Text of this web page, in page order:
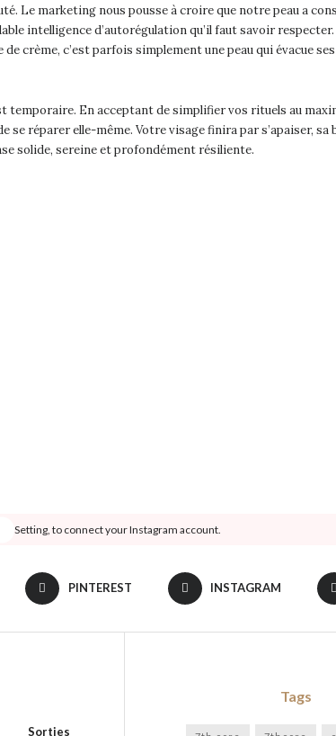
Le marketing nous pousse à croire que notre peau a
intelligence d’autorégulation qu’il faut savoir
crème, c’est parfois simplement une peau qui évacue
temporaire. En acceptant de simplifier vos rituels au
réparer elle-même. Votre visage finira par s’apaiser,
solide, sereine et profondément résiliente.
Setting, to connect your Instagram account.
PINTEREST INSTAGRAM
Sorties
Tags